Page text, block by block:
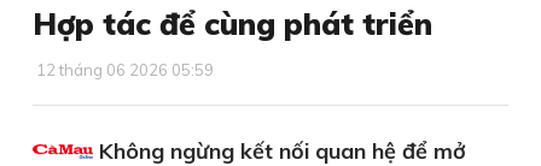
Hợp tác để cùng phát triển
12 tháng 06 2026 05:59
Không ngừng kết nối quan hệ để mở